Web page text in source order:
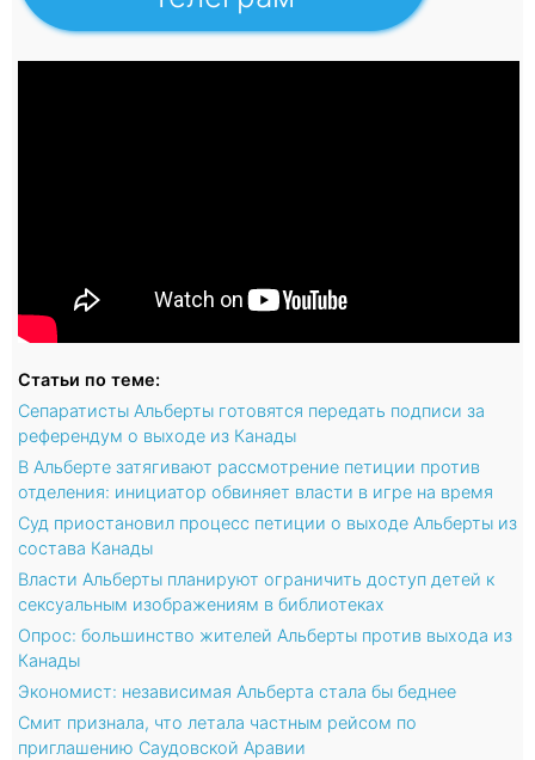
Статьи по теме:
Сепаратисты Альберты готовятся передать подписи за
референдум о выходе из Канады
В Альберте затягивают рассмотрение петиции против
отделения: инициатор обвиняет власти в игре на время
Суд приостановил процесс петиции о выходе Альберты из
состава Канады
Власти Альберты планируют ограничить доступ детей к
сексуальным изображениям в библиотеках
Опрос: большинство жителей Альберты против выхода из
Канады
Экономист: независимая Альберта стала бы беднее
Смит признала, что летала частным рейсом по
приглашению Саудовской Аравии